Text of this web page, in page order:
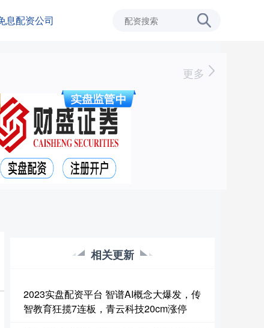
息配资公司
更多
相关更新
2023实盘配资平台 智谱AI概念大爆发，传
智教育狂揽7连板，青云科技20cm涨停